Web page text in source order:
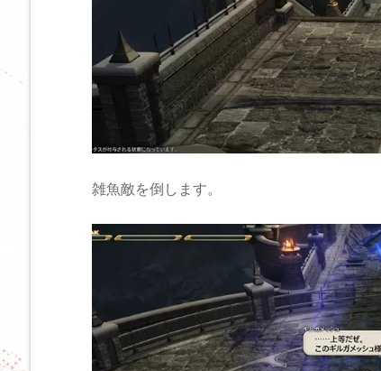
雑魚敵を倒します。